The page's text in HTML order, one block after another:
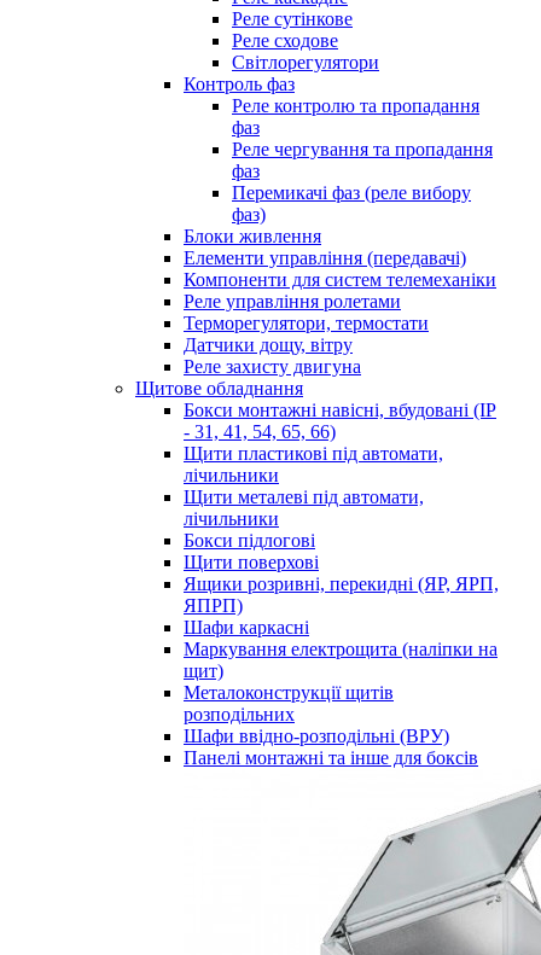
Реле сутінкове
Реле сходове
Світлорегулятори
Контроль фаз
Реле контролю та пропадання
фаз
Реле чергування та пропадання
фаз
Перемикачі фаз (реле вибору
фаз)
Блоки живлення
Елементи управління (передавачі)
Компоненти для систем телемеханіки
Реле управління ролетами
Терморегулятори, термостати
Датчики дощу, вітру
Реле захисту двигуна
Щитове обладнання
Бокси монтажні навісні, вбудовані (IP
- 31, 41, 54, 65, 66)
Щити пластикові під автомати,
лічильники
Щити металеві під автомати,
лічильники
Бокси підлогові
Щити поверхові
Ящики розривні, перекидні (ЯР, ЯРП,
ЯПРП)
Шафи каркасні
Маркування електрощита (наліпки на
щит)
Металоконструкції щитів
розподільних
Шафи ввідно-розподільні (ВРУ)
Панелі монтажні та інше для боксів